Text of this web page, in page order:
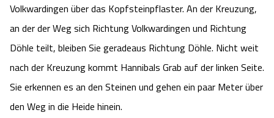
Volkwardingen über das Kopfsteinpflaster. An der Kreuzung,
an der der Weg sich Richtung Volkwardingen und Richtung
Döhle teilt, bleiben Sie geradeaus Richtung Döhle. Nicht weit
nach der Kreuzung kommt Hannibals Grab auf der linken Seite.
Sie erkennen es an den Steinen und gehen ein paar Meter über
den Weg in die Heide hinein.